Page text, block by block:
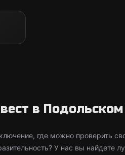
в
где можно проверить
У нас вы найдете